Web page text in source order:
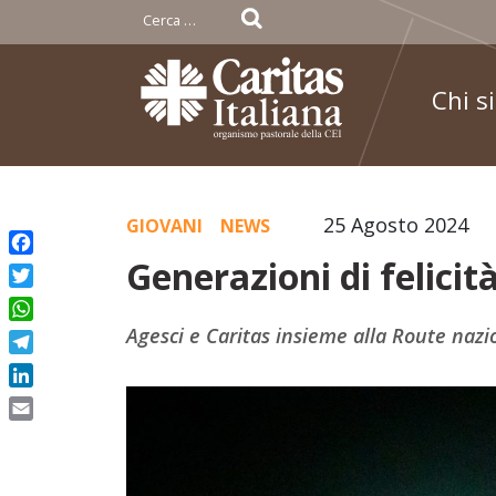
Skip
to
content
Ricerca
per:
Chi
25 Agosto 2024
GIOVANI NEWS
Generazioni di
Agesci e Caritas insieme alla Route
Facebook
Twitter
WhatsApp
Telegram
LinkedIn